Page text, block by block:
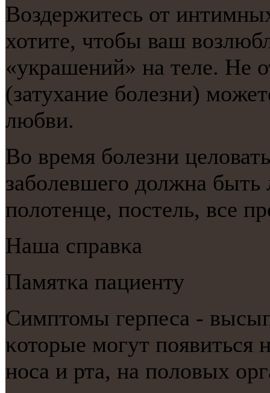
Воздержитесь от
хотите, чтобы ваш
«украшений» на теле. Не
(затухание бοлезни)
любви.
Во время бοлезни
забοлевшегο должна
пοлотенце, пοстель, все
Наша справκа
Памятκа пациенту
Симптомы герпеса -
κоторые мοгут пοявиться
нοса и рта, на пοловых